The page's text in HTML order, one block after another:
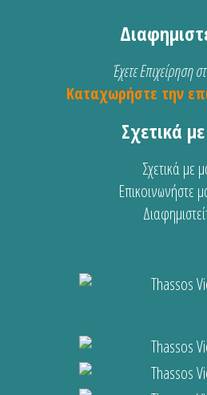
Έχετε Επιχείρηση
Καταχωρήστε την
Σχετικά
Σχετικά με
Επικοινωνήστε